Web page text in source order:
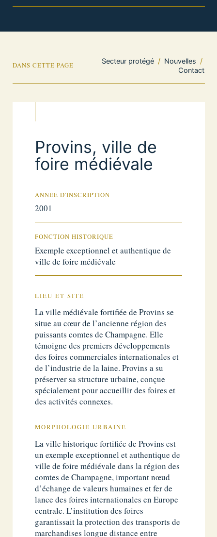
DANS CETTE PAGE
Secteur protégé / Nouvelles /
Contact
Provins, ville de
foire médiévale
ANNÉE D'INSCRIPTION
2001
FONCTION HISTORIQUE
Exemple exceptionnel et authentique de
ville de foire médiévale
LIEU ET SITE
La ville médiévale fortifiée de Provins se
situe au cœur de l’ancienne région des
puissants comtes de Champagne. Elle
témoigne des premiers développements
des foires commerciales internationales et
de l’industrie de la laine. Provins a su
préserver sa structure urbaine, conçue
spécialement pour accueillir des foires et
des activités connexes.
MORPHOLOGIE URBAINE
La ville historique fortifiée de Provins est
un exemple exceptionnel et authentique de
ville de foire médiévale dans la région des
comtes de Champagne, important nœud
d’échange de valeurs humaines et fer de
lance des foires internationales en Europe
centrale. L’institution des foires
garantissait la protection des transports de
marchandises longue distance entre